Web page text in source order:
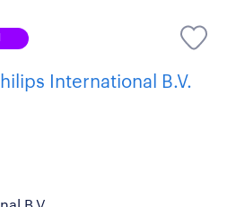
International B.V.